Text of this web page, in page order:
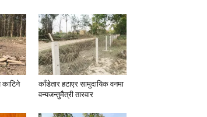
काँडेतार हटाएर सामुदायिक वनमा
वन्यजन्तुमैत्री तारवार